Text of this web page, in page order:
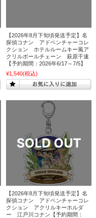
【2026年8月下旬頃発送予定】名
探偵コナン アドベンチャーコレ
クション ホテルルームキー風ア
クリルボールチェーン 萩原千速
【予約期間：2026年6/17～7/5】
¥1,540(税込)
【2026年8月下旬頃発送予定】名
探偵コナン アドベンチャーコレ
クション アクリルキーホルダ
ー 江戸川コナン【予約期間：